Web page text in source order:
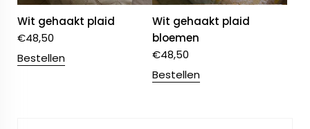
Wit gehaakt plaid
€48,50
Bestellen
Wit gehaakt plaid
bloemen
€48,50
Bestellen